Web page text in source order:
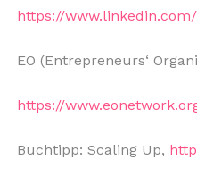
https://
EO (Entrepreneurs‘
https://
Buchtipp: Scaling Up,